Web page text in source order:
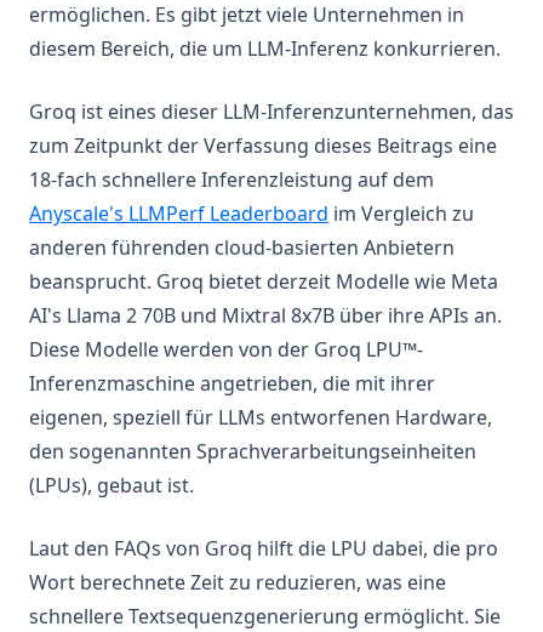
Course
agents
Introduction to Agents
Agent Components
AI Workflows vs AI Agents
Context Engineering for AI Agents
Context Engineering Deep Dive
Function Calling
courses
guides
OpenAI Deep Research
Reasoning LLMs
ermöglichen. Es gibt jetzt viele Unternehmen in
diesem Bereich, die um LLM-Inferenz konkurrieren.
Groq ist eines dieser LLM-Inferenzunternehmen, das
zum Zeitpunkt der Verfassung dieses Beitrags eine
18-fach schnellere Inferenzleistung auf dem
Anyscale's LLMPerf Leaderboard (opens in a new tab)
im Vergleich zu
anderen führenden cloud-basierten Anbietern
beansprucht. Groq bietet derzeit Modelle wie Meta
AI's Llama 2 70B und Mixtral 8x7B über ihre APIs an.
Diese Modelle werden von der Groq LPU™-
Inferenzmaschine angetrieben, die mit ihrer
eigenen, speziell für LLMs entworfenen Hardware,
den sogenannten Sprachverarbeitungseinheiten
(LPUs), gebaut ist.
Laut den FAQs von Groq hilft die LPU dabei, die pro
Wort berechnete Zeit zu reduzieren, was eine
schnellere Textsequenzgenerierung ermöglicht. Sie